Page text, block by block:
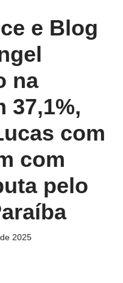
e Blog
na
37,1%,
com
com
pelo
2025